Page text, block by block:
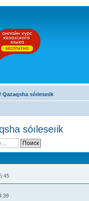
sóıleseıik
sóıleseıik